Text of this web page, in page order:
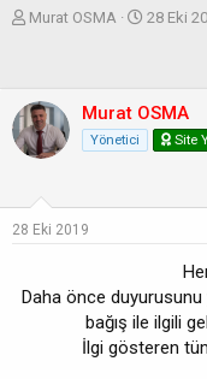
K
u
y
u
ş
a
Murat OSMA
B
a
n
g
t
h
i
28 Eki
Murat OSMA
Yönetici Site
28 Eki 2019
Daha önce duyurusunu
bağış ile ilgili
İlgi gösteren